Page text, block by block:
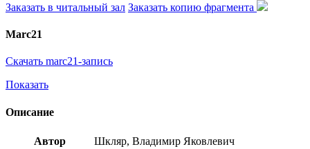
Заказать в читальный зал Заказать копию фрагмента
Marc21
Скачать marc21-запись
Показать
Описание
Автор Шкляр, Владимир Яковлевич